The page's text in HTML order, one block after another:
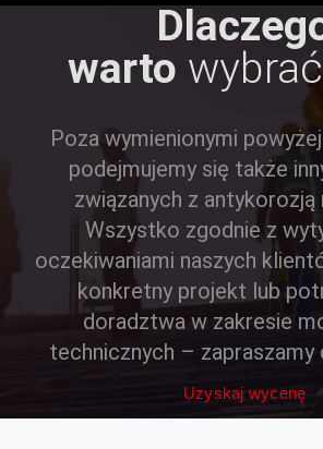
warto
Poza wymienionymi
podejmujemy się także
związanych z antykorozją
Wszystko zgodnie z
oczekiwaniami naszych
konkretny projekt lub
doradztwa w zakresie
technicznych – zapraszamy
Uzyskaj wycenę